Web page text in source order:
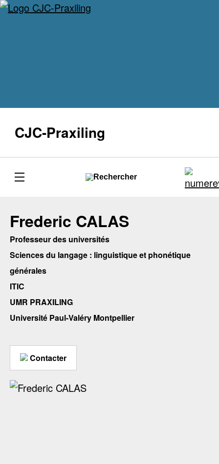
CJC-Praxiling
Frederic CALAS
Professeur des universités
Sciences du langage : linguistique et phonétique
générales
ITIC
UMR PRAXILING
Université Paul-Valéry Montpellier
Contacter